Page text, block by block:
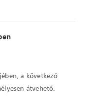
a következő
átvehető.